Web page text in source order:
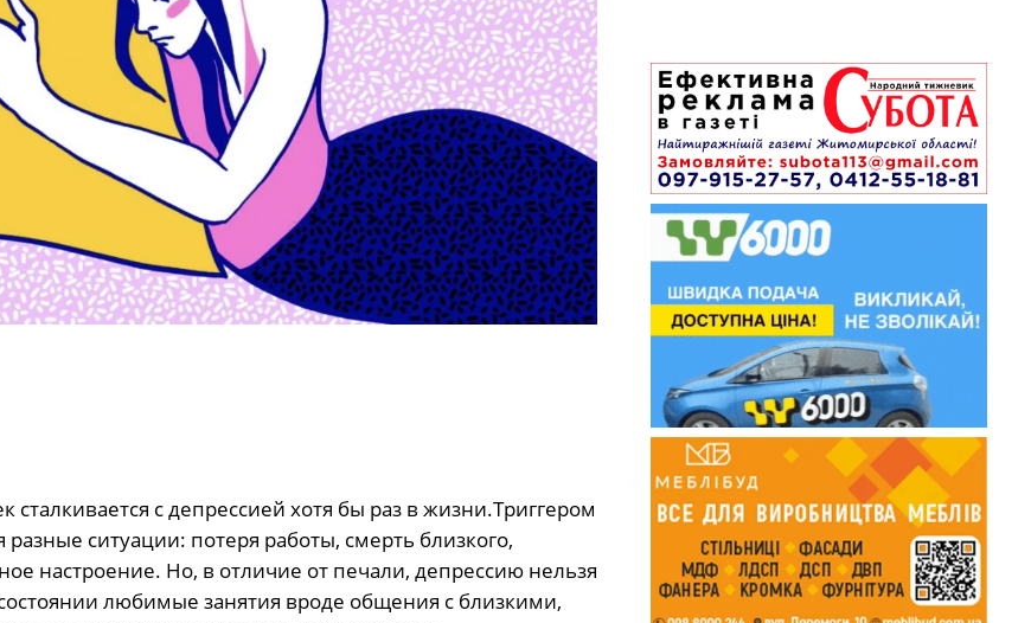
сталкивается с депрессией хотя бы раз в жизни.Триггером
ситуации: потеря работы, смерть близкого,
настроение. Но, в отличие от печали, депрессию нельзя
любимые занятия вроде общения с близкими,